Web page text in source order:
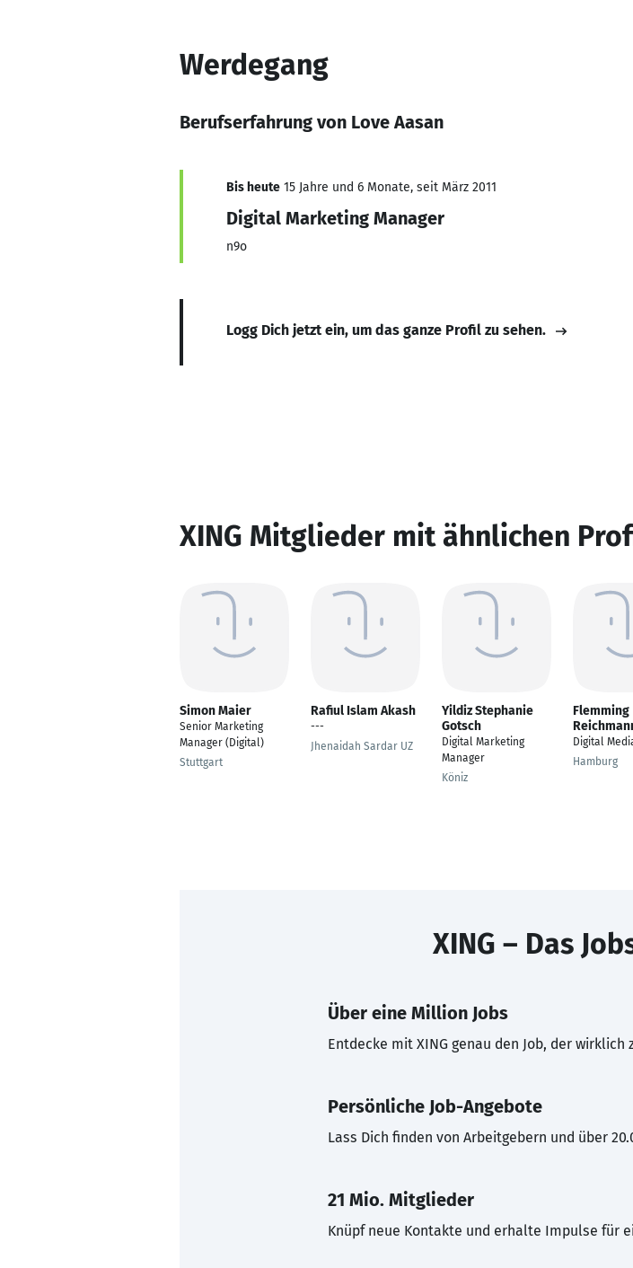
Werdegang
Berufserfahrung von Love Aasan
Bis heute 15 Jahre und 6 Monate, seit März 2011
Digital Marketing Manager
n9o
Logg Dich jetzt ein, um das ganze Profil zu sehen.
XING Mitglieder mit ähnlichen
Simon Maier
Senior Marketing
Manager (Digital)
Stuttgart
Rafiul Islam Akash
---
Jhenaidah Sardar UZ
Yildiz Stephanie
Gotsch
Digital Marketing
Manager
Köniz
Flemming
Digital
Hamburg
XING – Das
Über eine Million Jobs
Entdecke mit XING genau den Job, der wirklich
Persönliche Job-Angebote
Lass Dich finden von Arbeitgebern und über
21 Mio. Mitglieder
Knüpf neue Kontakte und erhalte Impulse für